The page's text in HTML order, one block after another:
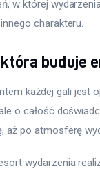
w której
charakteru.
buduje
każdej gali jest
o całość
aż po atmosferę
wydarzenia